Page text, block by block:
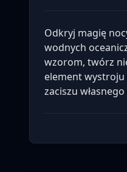
Odkryj magię
wodnych
wzorom, twórz
element wystroju
zaciszu